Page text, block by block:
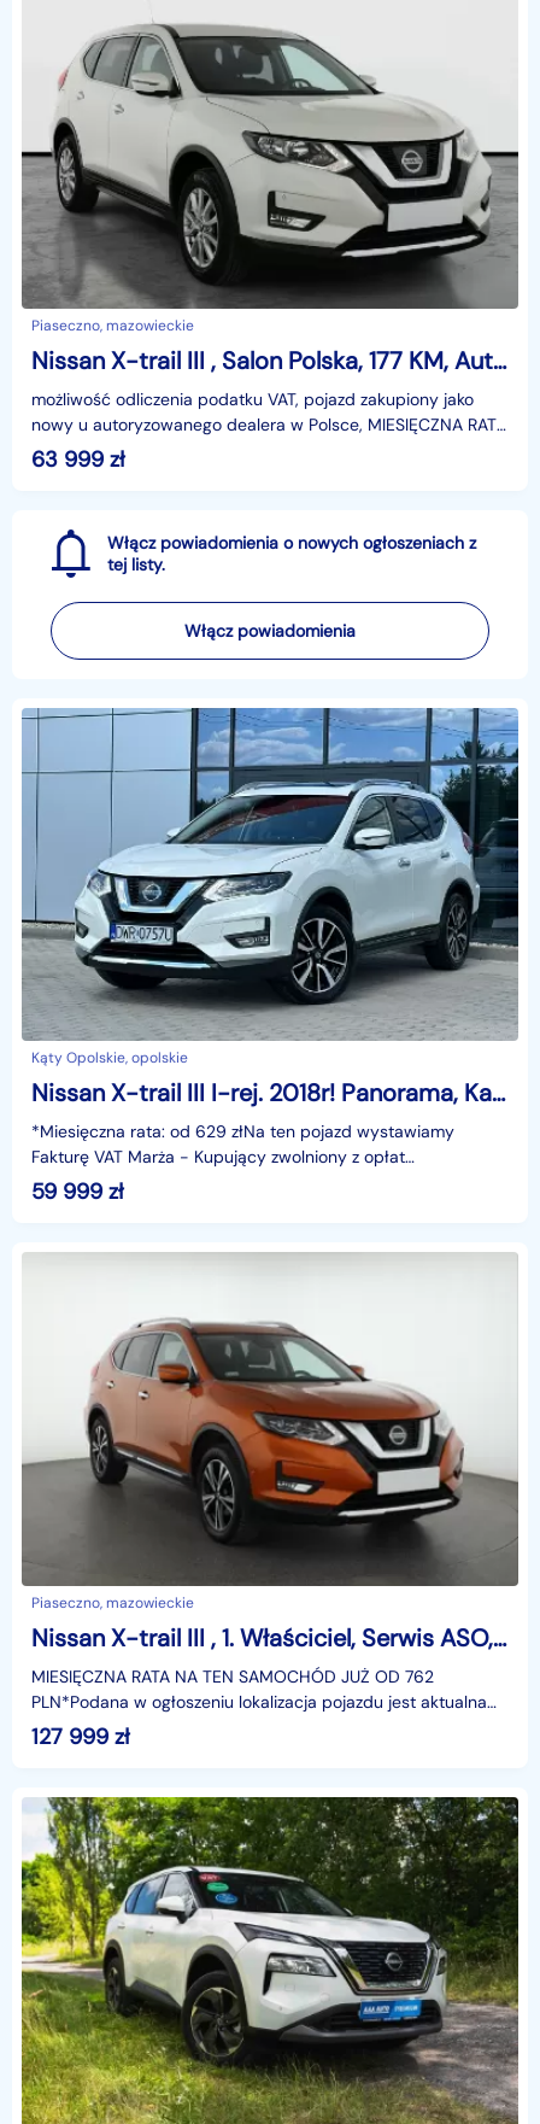
Piaseczno, mazowieckie
Nissan X-trail III , Salon Polska, 177 KM, Automat, VAT 23%, Klimatronic,
możliwość odliczenia podatku VAT, pojazd zakupiony jako
nowy u autoryzowanego dealera w Polsce, MIESIĘCZNA RATA
NA TEN SAMOCHÓD JUŻ OD 381 PLN*Podana w ogłosze
63 999 zł
Włącz powiadomienia o nowych ogłoszeniach z
tej listy.
Włącz powiadomienia
Kąty Opolskie, opolskie
Nissan X-trail III I-rej. 2018r! Panorama, Kamera 360, Navi, Skóra, Ele.Klapa, GWARANCJ
*Miesięczna rata: od 629 złNa ten pojazd wystawiamy
Fakturę VAT Marża - Kupujący zwolniony z opłat
skarbowych.Gwarancja: 6 miesięcy.Cechy
szczególne:samochód z
59 999 zł
Piaseczno, mazowieckie
Nissan X-trail III , 1. Właściciel, Serwis ASO, Automat, VAT 23%, Klimatronic,
MIESIĘCZNA RATA NA TEN SAMOCHÓD JUŻ OD 762
PLN*Podana w ogłoszeniu lokalizacja pojazdu jest aktualna
na dzień wystawienia ogłoszenia. Przed przyjazdem do
salonu
127 999 zł